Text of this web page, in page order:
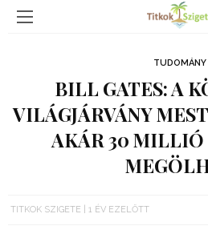
TUDOMÁNY
BILL GATES: A
VILÁGJÁRVÁNY
AKÁR 30 MILLIÓ
TITKOK SZIGETE 1 ÉV EZELŐTT